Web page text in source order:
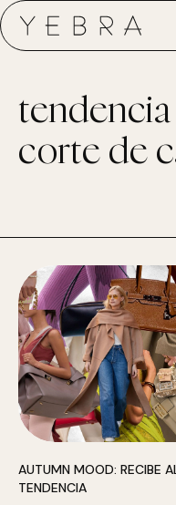
corte de
AUTUMN MOOD: RECIBE
TENDENCIA